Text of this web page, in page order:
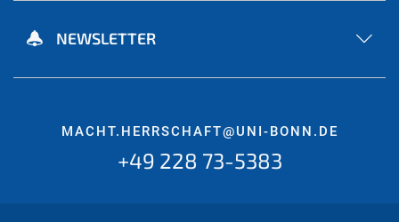
NEWSLETTER
MACHT.HERRSCHAFT@UNI-BONN.DE
+49 228 73-5383